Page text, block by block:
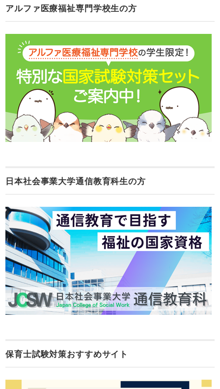
アルファ医療福祉専門学校生の方
日本社会事業大学通信教育科生の方
保育士試験対策おすすめサイト